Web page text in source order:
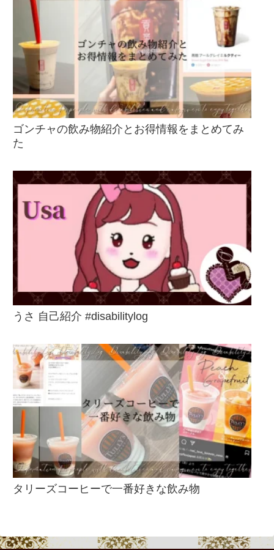
ゴンチャの飲み物紹介とお得情報をまとめてみ
た
うさ 自己紹介 #disabilitylog
タリーズコーヒーで一番好きな飲み物